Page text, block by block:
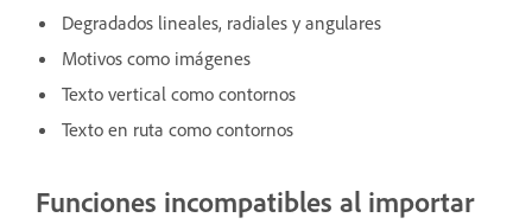
Degradados lineales, radiales y angulares
Motivos como imágenes
Texto vertical como contornos
Texto en ruta como contornos
Funciones incompatibles al importar